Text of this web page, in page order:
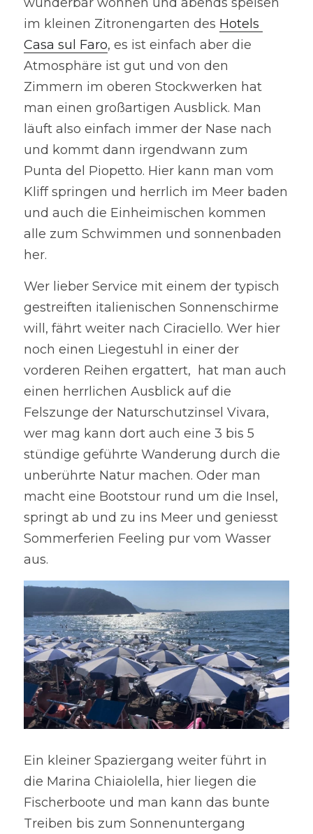
im kleinen Zitronengarten des Hotels
Casa sul Faro, es ist einfach aber die
Atmosphäre ist gut und von den
Zimmern im oberen Stockwerken hat
man einen großartigen Ausblick. Man
läuft also einfach immer der Nase nach
und kommt dann irgendwann zum
Punta del Piopetto. Hier kann man vom
Kliff springen und herrlich im Meer baden
und auch die Einheimischen kommen
alle zum Schwimmen und sonnenbaden
her.
Wer lieber Service mit einem der typisch
gestreiften italienischen Sonnenschirme
will, fährt weiter nach Ciraciello. Wer hier
noch einen Liegestuhl in einer der
vorderen Reihen ergattert,  hat man auch
einen herrlichen Ausblick auf die
Felszunge der Naturschutzinsel Vivara,
wer mag kann dort auch eine 3 bis 5
stündige geführte Wanderung durch die
unberührte Natur machen. Oder man
macht eine Bootstour rund um die Insel,
springt ab und zu ins Meer und geniesst
Sommerferien Feeling pur vom Wasser
aus.
Ein kleiner Spaziergang weiter führt in
die Marina Chiaiolella, hier liegen die
Fischerboote und man kann das bunte
Treiben bis zum Sonnenuntergang